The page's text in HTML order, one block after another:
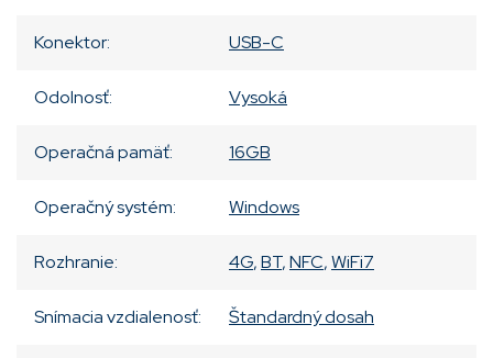
Konektor: USB-C
Odolnosť: Vysoká
Operačná pamäť: 16GB
Operačný systém: Windows
Rozhranie: 4G,BT,NFC,WiFi7
Snímacia vzdialenosť: Štandardný dosah